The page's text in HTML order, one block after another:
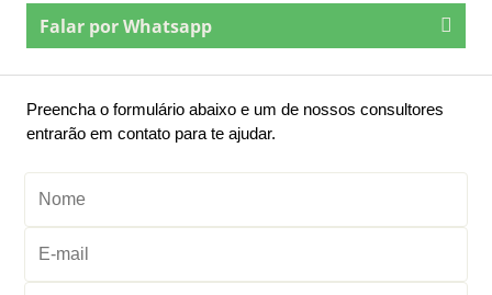
Falar por Whatsapp
Preencha o formulário abaixo e um de nossos consultores
entrarão em contato para te ajudar.